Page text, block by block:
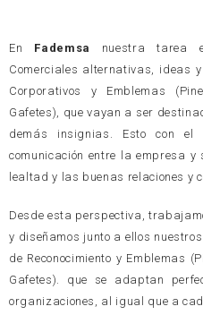
En Fademsa
nuestra tarea
Comerciales alternativas, ideas
Corporativos y Emblemas
Gafetes), que vayan a ser
demás insignias. Esto con el
comunicación entre la empresa
lealtad y las buenas relaciones y
Desde esta perspectiva,
y diseñamos junto a ellos
de Reconocimiento y Emblemas
Gafetes). que se adaptan
organizaciones, al igual que a